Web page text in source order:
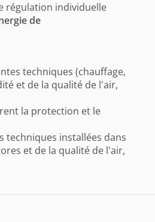
régulation individuelle
de
techniques (chauffage,
et de la qualité de l'air,
la protection et le
techniques installées dans
et de la qualité de l'air,